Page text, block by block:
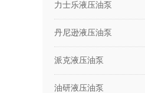
力士乐液压油泵
丹尼逊液压油泵
派克液压油泵
油研液压油泵